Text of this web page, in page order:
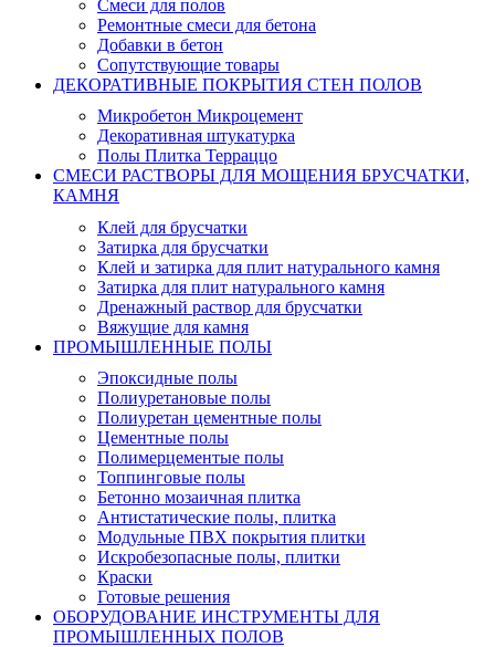
Смеси для полов
Ремонтные смеси для бетона
Добавки в бетон
Сопутствующие товары
ДЕКОРАТИВНЫЕ ПОКРЫТИЯ СТЕН ПОЛОВ
Микробетон Микроцемент
Декоративная штукатурка
Полы Плитка Терраццо
СМЕСИ РАСТВОРЫ ДЛЯ МОЩЕНИЯ БРУСЧАТКИ,
КАМНЯ
Клей для брусчатки
Затирка для брусчатки
Клей и затирка для плит натурального камня
Затирка для плит натурального камня
Дренажный раствор для брусчатки
Вяжущие для камня
ПРОМЫШЛЕННЫЕ ПОЛЫ
Эпоксидные полы
Полиуретановые полы
Полиуретан цементные полы
Цементные полы
Полимерцементые полы
Топпинговые полы
Бетонно мозаичная плитка
Антистатические полы, плитка
Модульные ПВХ покрытия плитки
Искробезопасные полы, плитки
Краски
Готовые решения
ОБОРУДОВАНИЕ ИНСТРУМЕНТЫ ДЛЯ
ПРОМЫШЛЕННЫХ ПОЛОВ